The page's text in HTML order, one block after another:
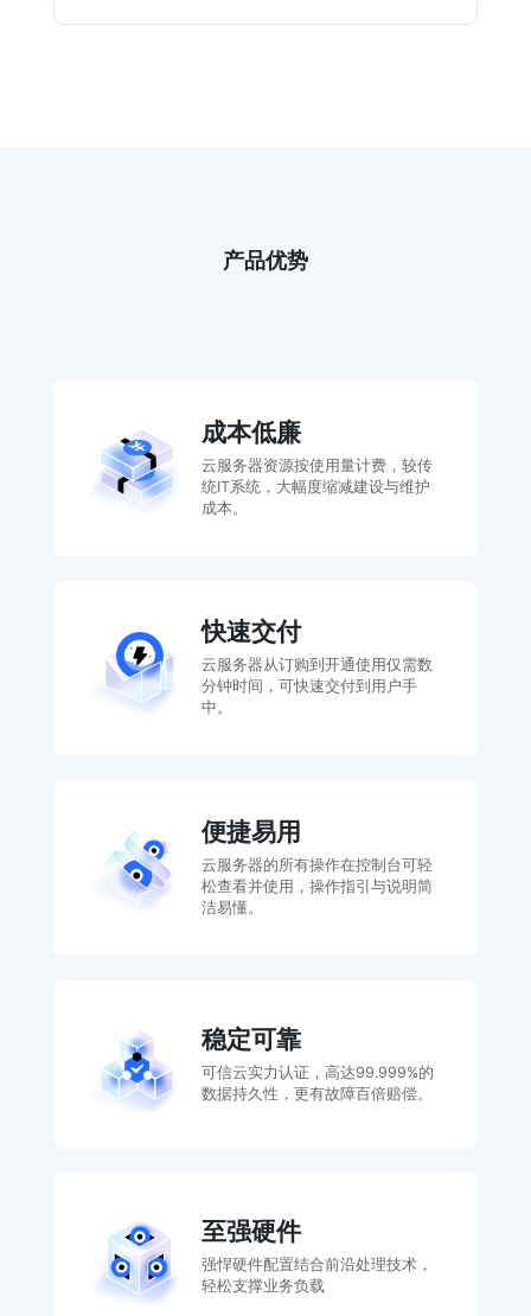
产品优势
成本低廉
云服务器资源按使用量计费，较传
统IT系统，大幅度缩减建设与维护
成本。
快速交付
云服务器从订购到开通使用仅需数
分钟时间，可快速交付到用户手
中。
便捷易用
云服务器的所有操作在控制台可轻
松查看并使用，操作指引与说明简
洁易懂。
稳定可靠
可信云实力认证，高达99.999%的
数据持久性，更有故障百倍赔偿。
至强硬件
强悍硬件配置结合前沿处理技术，
轻松支撑业务负载